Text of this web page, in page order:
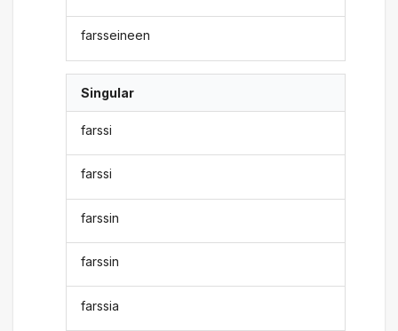
farsseineen
Singular
farssi
farssi
farssin
farssin
farssia